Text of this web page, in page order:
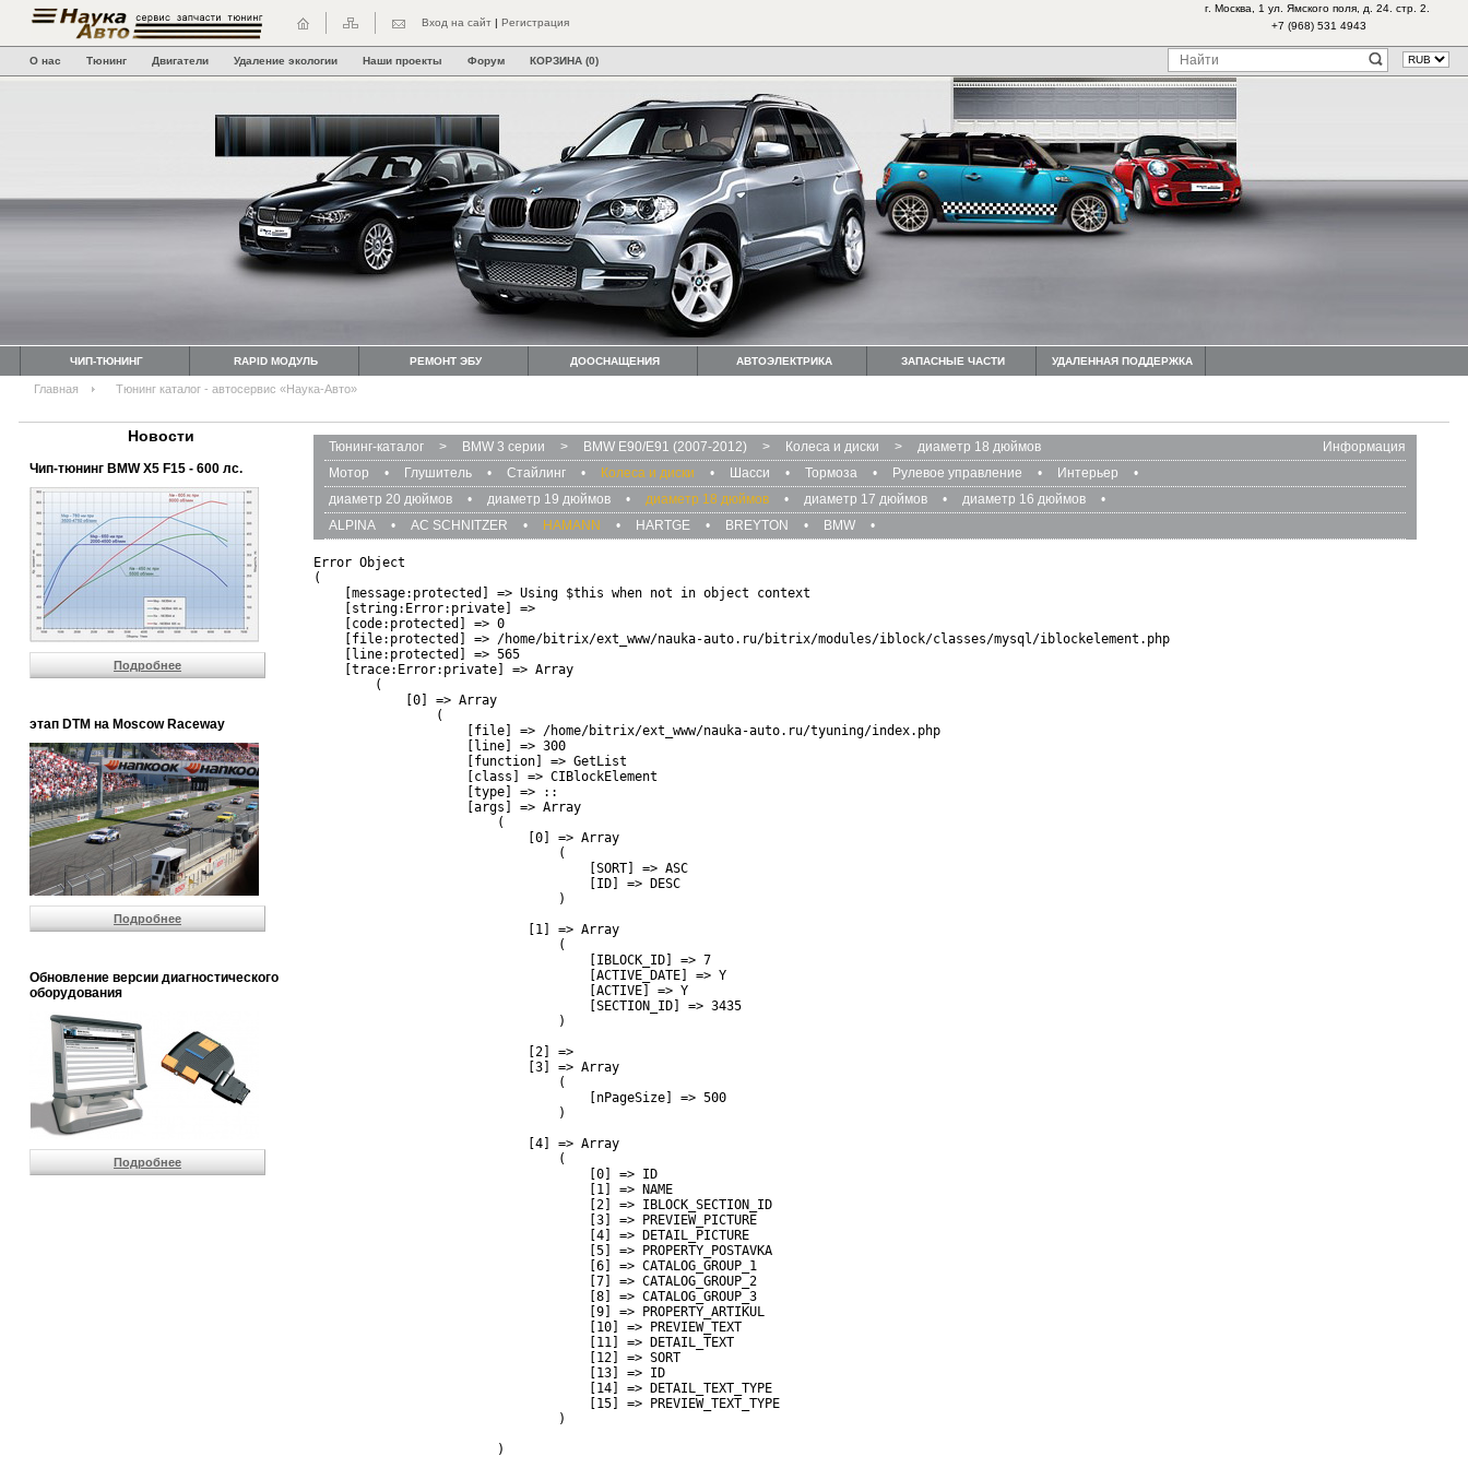
Вход на сайт | Регистрация
г. Москва, 1 ул. Ямского поля, д. 24. стр. 2.
+7 (968) 531 4943
О нас Тюнинг Двигатели Удаление экологии Наши проекты Форум КОРЗИНА (0)
ЧИП-ТЮНИНГ RAPID МОДУЛЬ РЕМОНТ ЭБУ ДООСНАЩЕНИЯ АВТОЭЛЕКТРИКА ЗАПАСНЫЕ ЧАСТИ УДАЛЕННАЯ ПОДДЕРЖКА
Главная Тюнинг каталог - автосервис «Наука-Авто»
Новости
Чип-тюнинг BMW Х5 F15 - 600 лс.
Подробнее
этап DTM на Moscow Raceway
Подробнее
Обновление версии диагностического
оборудования
Подробнее
Информация
Тюнинг-каталог > BMW 3 серии > BMW E90/E91 (2007-2012) > Колеса и диски >
диаметр 18 дюймов
Мотор
• Глушитель • Стайлинг • Колеса и диски • Шасси • Тормоза • Рулевое управление • Интерьер
•
диаметр 20 дюймов
• диаметр 19 дюймов • диаметр 18 дюймов • диаметр 17 дюймов • диаметр 16 дюймов
•
ALPINA
• AC SCHNITZER • HAMANN • HARTGE • BREYTON • BMW •
Error Object
(
    [message:protected] => Using $this when not in object context
    [string:Error:private] =>
    [code:protected] => 0
    [file:protected] => /home/bitrix/ext_www/nauka-auto.ru/bitrix/modules/iblock/classes/mysql/iblockelement.php
    [line:protected] => 565
    [trace:Error:private] => Array
        (
            [0] => Array
                (
                    [file] => /home/bitrix/ext_www/nauka-auto.ru/tyuning/index.php
                    [line] => 300
                    [function] => GetList
                    [class] => CIBlockElement
                    [type] => ::
                    [args] => Array
                        (
                            [0] => Array
                                (
                                    [SORT] => ASC
                                    [ID] => DESC
                                )
                            [1] => Array
                                (
                                    [IBLOCK_ID] => 7
                                    [ACTIVE_DATE] => Y
                                    [ACTIVE] => Y
                                    [SECTION_ID] => 3435
                                )
                            [2] =>
                            [3] => Array
                                (
                                    [nPageSize] => 500
                                )
                            [4] => Array
                                (
                                    [0] => ID
                                    [1] => NAME
                                    [2] => IBLOCK_SECTION_ID
                                    [3] => PREVIEW_PICTURE
                                    [4] => DETAIL_PICTURE
                                    [5] => PROPERTY_POSTAVKA
                                    [6] => CATALOG_GROUP_1
                                    [7] => CATALOG_GROUP_2
                                    [8] => CATALOG_GROUP_3
                                    [9] => PROPERTY_ARTIKUL
                                    [10] => PREVIEW_TEXT
                                    [11] => DETAIL_TEXT
                                    [12] => SORT
                                    [13] => ID
                                    [14] => DETAIL_TEXT_TYPE
                                    [15] => PREVIEW_TEXT_TYPE
                                )
                        )